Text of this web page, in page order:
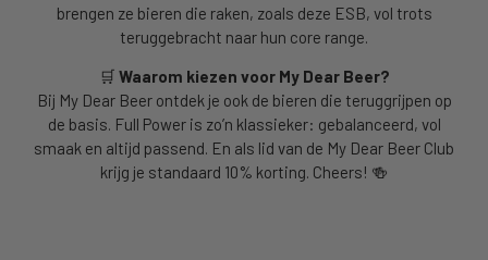
brengen ze bieren die raken, zoals deze ESB, vol trots
teruggebracht naar hun core range.
🛒 Waarom kiezen voor My Dear Beer?
Bij My Dear Beer ontdek je ook de bieren die teruggrijpen op
de basis. Full Power is zo’n klassieker: gebalanceerd, vol
smaak en altijd passend. En als lid van de My Dear Beer Club
krijg je standaard 10% korting. Cheers! 🍻